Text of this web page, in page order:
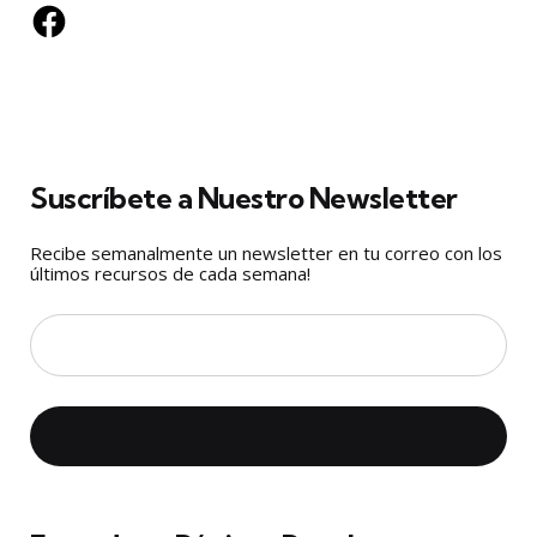
Facebook
Suscríbete a Nuestro Newsletter
Recibe semanalmente un newsletter en tu correo con los
últimos recursos de cada semana!